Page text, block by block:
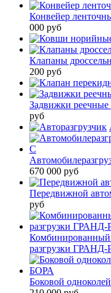
Конвейер
000 руб
Клапаны
200 руб
Задвижки
руб
670 000 руб
Передвижной
руб
Комбинированный
разгрузки
Боковой